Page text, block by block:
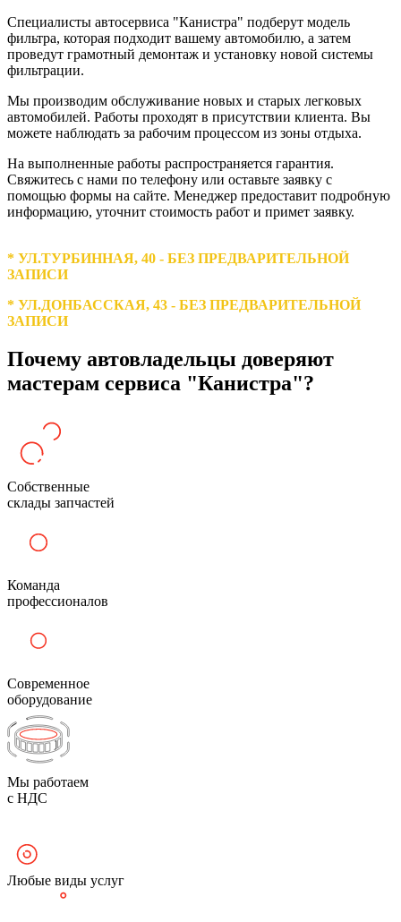
Специалисты автосервиса "Канистра" подберут модель
фильтра, которая подходит вашему автомобилю, а затем
проведут грамотный демонтаж и установку новой системы
фильтрации.
Мы производим обслуживание новых и старых легковых
автомобилей. Работы проходят в присутствии клиента. Вы
можете наблюдать за рабочим процессом из зоны отдыха.
На выполненные работы распространяется гарантия.
Свяжитесь с нами по телефону или оставьте заявку с
помощью формы на сайте. Менеджер предоставит подробную
информацию, уточнит стоимость работ и примет заявку.
* УЛ.ТУРБИННАЯ, 40 - БЕЗ ПРЕДВАРИТЕЛЬНОЙ
ЗАПИСИ
* УЛ.ДОНБАССКАЯ, 43 - БЕЗ ПРЕДВАРИТЕЛЬНОЙ
ЗАПИСИ
Почему автовладельцы доверяют
мастерам сервиса "Канистра"?
Собственные
склады запчастей
Команда
профессионалов
Современное
оборудование
Мы работаем
с НДС
Любые виды услуг